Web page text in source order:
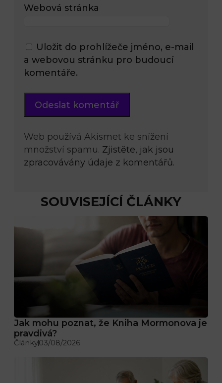
Webová stránka
Uložit do prohlížeče jméno, e-mail
a webovou stránku pro budoucí
komentáře.
Web používá Akismet ke snížení
množství spamu. Zjistěte, jak jsou
zpracovávány údaje z komentářů.
SOUVISEJÍCÍ ČLÁNKY
Jak mohu poznat, že Kniha Mormonova je
pravdivá?
Články03/08/2026